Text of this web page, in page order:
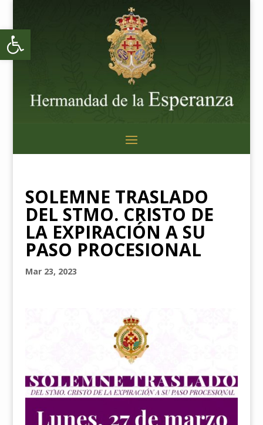
Abrir barra de herramientas
SOLEMNE TRASLADO
DEL STMO. CRISTO DE
LA EXPIRACIÓN A SU
PASO PROCESIONAL
Mar 23, 2023